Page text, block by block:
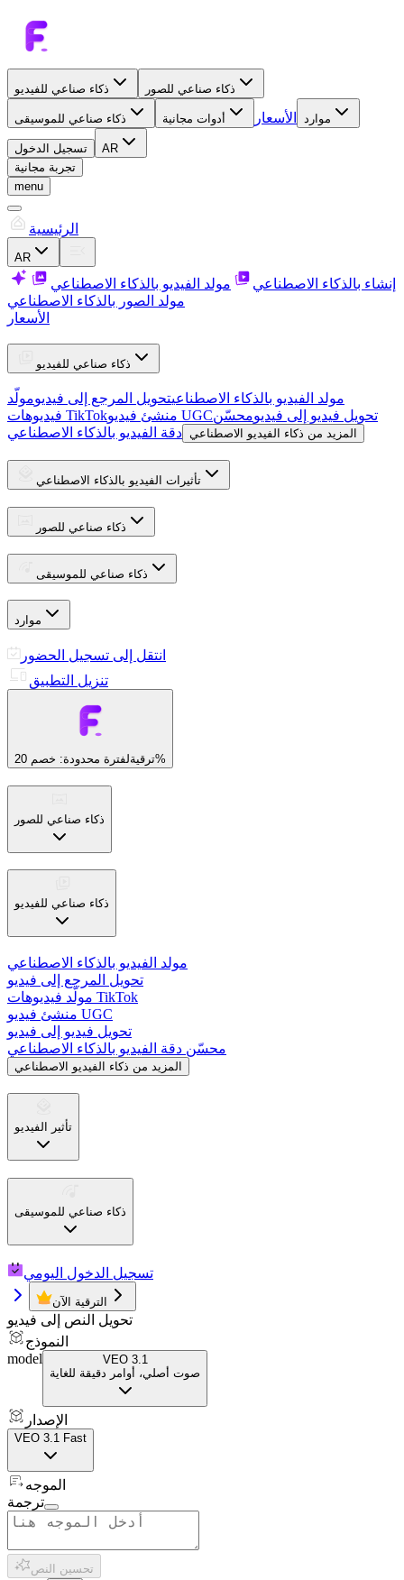
ذكاء صناعي للفيديو ذكاء صناعي للصور
ذكاء صناعي للموسيقى أدوات مجانية الأسعار موارد
تسجيل الدخول
AR
تجربة مجانية
menu
الرئيسية
AR
إنشاء بالذكاء الاصطناعي
مولد الفيديو بالذكاء الاصطناعي
مولد الصور بالذكاء الاصطناعي
الأسعار
ذكاء صناعي للفيديو
مولد الفيديو بالذكاء الاصطناعيتحويل المرجع إلى فيديومولّد
فيديوهات TikTok
منشئ فيديو UGC تحويل فيديو إلى فيديومحسّن
دقة الفيديو بالذكاء الاصطناعي المزيد من ذكاء الفيديو الاصطناعي
تأثيرات الفيديو بالذكاء الاصطناعي
ذكاء صناعي للصور
ذكاء صناعي للموسيقى
موارد
انتقل إلى تسجيل الحضور
تنزيل التطبيق
ترقيةلفترة محدودة: خصم 20%
ذكاء صناعي للصور
ذكاء صناعي للفيديو
مولد الفيديو بالذكاء الاصطناعي
تحويل المرجع إلى فيديو
مولّد فيديوهات TikTok
منشئ فيديو UGC
تحويل فيديو إلى فيديو
محسّن دقة الفيديو بالذكاء الاصطناعي
المزيد من ذكاء الفيديو الاصطناعي
تأثير الفيديو
ذكاء صناعي للموسيقى
تسجيل الدخول اليومي
الترقية الآن
تحويل النص إلى فيديو
النموذج
model
VEO 3.1
صوت أصلي، أوامر دقيقة للغاية
الإصدار
VEO 3.1 Fast
الموجه
ترجمة
تحسين النص